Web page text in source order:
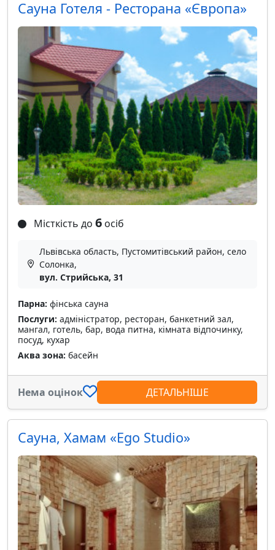
Сауна Готеля - Ресторана «Європа»
Місткість до 6 осіб
Львівська область, Пустомитівський район, село
Солонка,
вул. Стрийська, 31
Парна: фінська сауна
Послуги: адміністратор, ресторан, банкетний зал,
мангал, готель, бар, вода питна, кімната відпочинку,
посуд, кухар
Аква зона: басейн
Нема оцінок ДЕТАЛЬНІШЕ
Сауна, Хамам «Ego Studio»